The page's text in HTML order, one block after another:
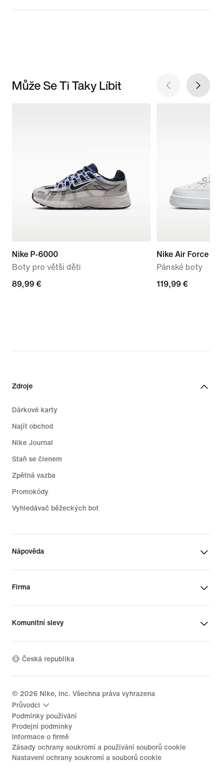
Může Se Ti Taky Líbit
Nike P-6000
Boty pro větší děti
89,99 €
89,99 €
Nike Air Force 1
Pánské boty
119,99 €
119,99 €
Zdroje
Dárkové karty
Najít obchod
Nike Journal
Staň se členem
Zpětná vazba
Promokódy
Vyhledávač běžeckých bot
Nápověda
Firma
Komunitní slevy
Česká republika
© 2026 Nike, Inc. Všechna práva vyhrazena
Průvodci
Podmínky používání
Prodejní podmínky
Informace o firmě
Zásady ochrany soukromí a používání souborů cookie
Nastavení ochrany soukromí a souborů cookie